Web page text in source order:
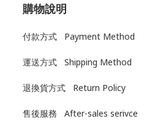
購物說明
付款方式 Payment Method
運送方式 Shipping Method
退換貨方式 Return Policy
售後服務 After-sales serivce